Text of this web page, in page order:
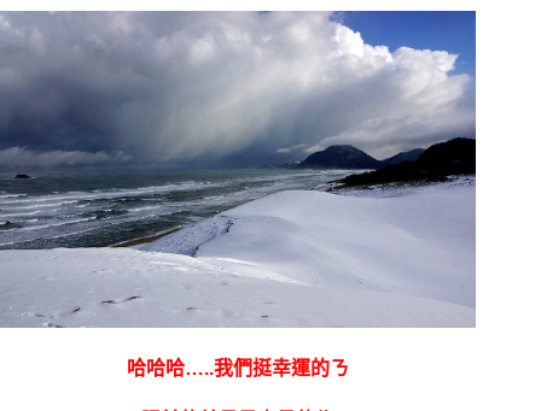
哈哈哈…..我們挺幸運的ㄋ